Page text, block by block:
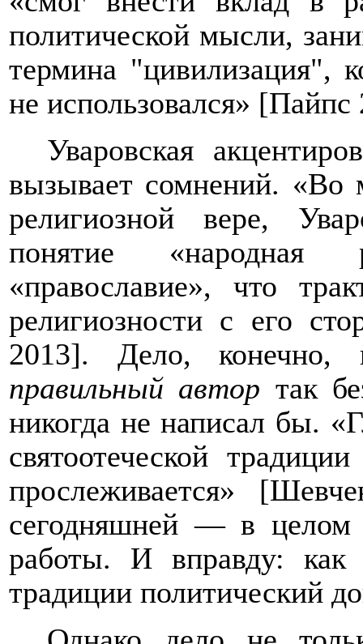
политической мысли,
термина "цивилизация",
не использовался» [Пайпс
Уваровская
вызывает сомнений. «Во
религиозной вере,
понятие «народная
«православие», что
религиозности с его
2013]. Дело, конечно,
правильный автор так
никогда не написал бы.
святоотеческой
прослеживается»
сегодняшней — в целом
работы. И вправду: как
традиции политический